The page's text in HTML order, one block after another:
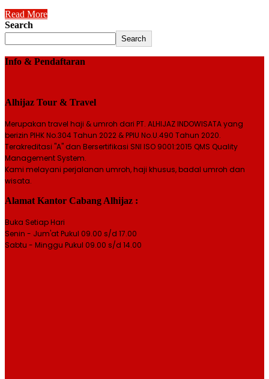
Read More
Search
Search
Info & Pendaftaran
Alhijaz Tour & Travel
Merupakan travel haji & umroh dari PT. ALHIJAZ INDOWISATA yang
berizin PIHK No.304 Tahun 2022 & PPIU No.U.490 Tahun 2020.
Terakreditasi "A" dan Bersertifikasi SNI ISO 9001:2015 QMS Quality
Management System.
Kami melayani perjalanan umroh, haji khusus, badal umroh dan
wisata.
Alamat Kantor Cabang Alhijaz :
Buka Setiap Hari
Senin - Jum'at Pukul 09.00 s/d 17.00
Sabtu - Minggu Pukul 09.00 s/d 14.00